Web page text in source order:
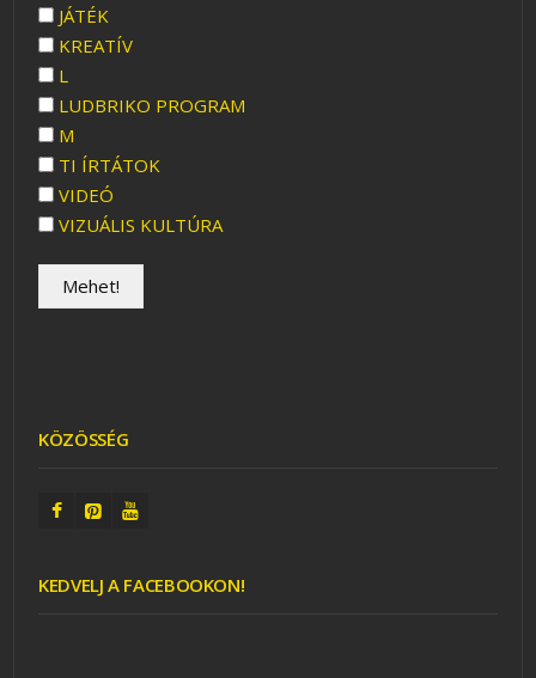
JÁTÉK
KREATÍV
L
LUDBRIKO PROGRAM
M
TI ÍRTÁTOK
VIDEÓ
VIZUÁLIS KULTÚRA
KÖZÖSSÉG
KEDVELJ A FACEBOOKON!